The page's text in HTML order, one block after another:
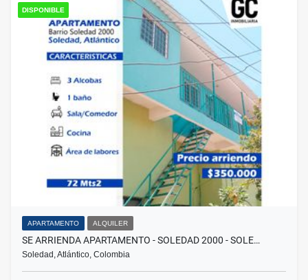
DISPONIBLE
APARTAMENTO ALQUILER
SE ARRIENDA APARTAMENTO - SOLEDAD 2000 - SOLE…
Soledad, Atlántico, Colombia